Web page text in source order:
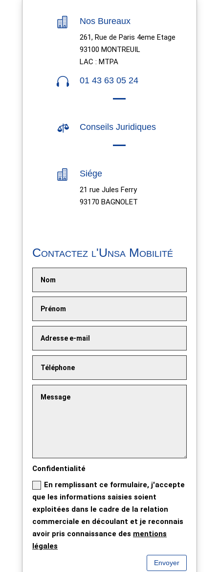
 Nos Bureaux
261, Rue de Paris 4eme Etage
93100 MONTREUIL
LAC : MTPA
 01 43 63 05 24
 Conseils Juridiques
 Siége
21 rue Jules Ferry
93170 BAGNOLET
Contactez l'Unsa Mobilité
Confidentialité
En remplissant ce formulaire, j'accepte
que les informations saisies soient
exploitées dans le cadre de la relation
commerciale en découlant et je reconnais
avoir pris connaissance des mentions
légales
Envoyer